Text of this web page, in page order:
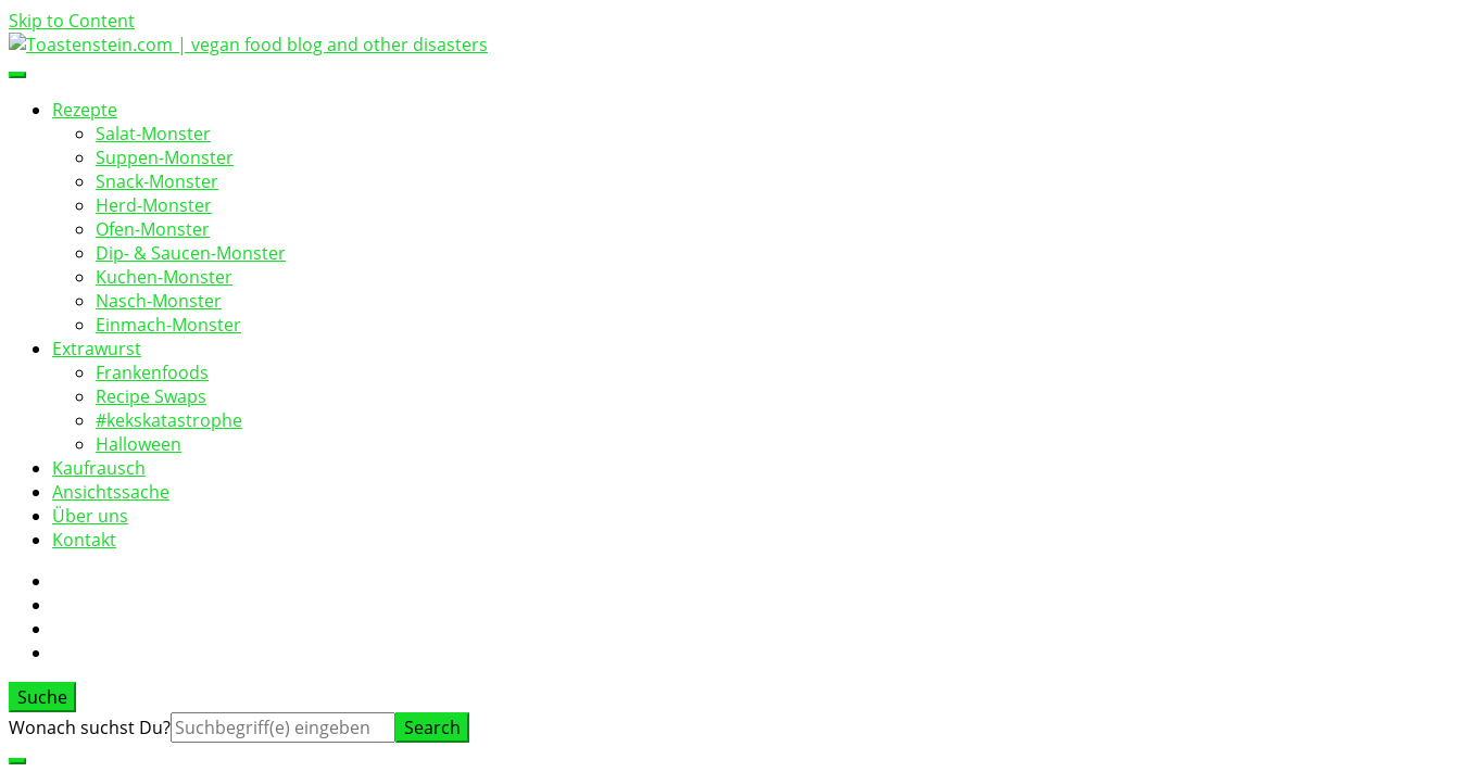
Skip to Content
Toastenstein.com
vegan food blog
Rezepte
Salat-Monster
Suppen-Monster
Snack-Monster
Herd-Monster
Ofen-Monster
Dip- & Saucen-Monster
Kuchen-Monster
Nasch-Monster
Einmach-Monster
Extrawurst
Frankenfoods
Recipe Swaps
#kekskatastrophe
Halloween
Kaufrausch
Ansichtssache
Über uns
Kontakt
Suche
Suche
Wonach suchst Du?